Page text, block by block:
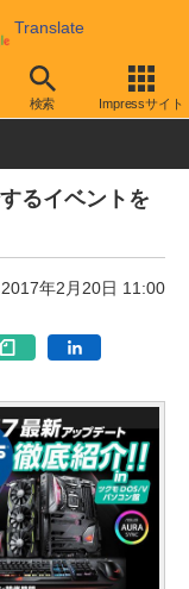
Translate
検索 Impressサイト
るイベントを
2017年2月20日 11:00